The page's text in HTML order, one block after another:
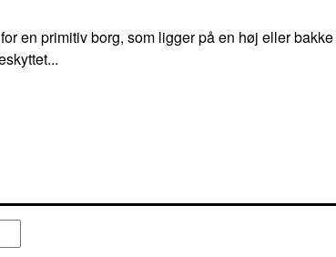
en primitiv borg, som ligger på en høj eller